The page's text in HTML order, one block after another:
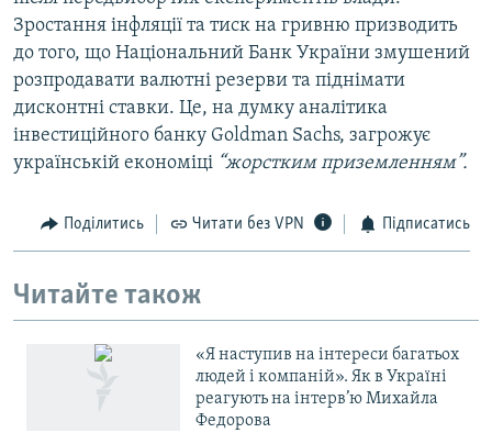
Зростання інфляції та тиск на гривню призводить
до того, що Національний Банк України змушений
розпродавати валютні резерви та піднімати
дисконтні ставки. Це, на думку аналітика
інвестиційного банку Goldman Sachs, загрожує
українській економіці “жорстким приземленням”.
Поділитись Читати без VPN Підписатись
Читайте також
«Я наступив на інтереси багатьох
людей і компаній». Як в Україні
реагують на інтерв’ю Михайла
Федорова